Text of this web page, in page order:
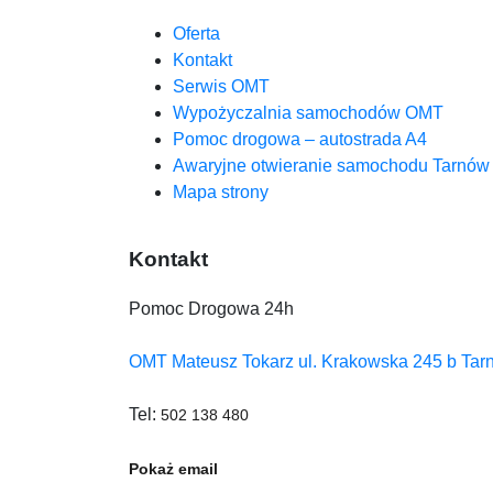
Oferta
Kontakt
Serwis OMT
Wypożyczalnia samochodów OMT
Pomoc drogowa – autostrada A4
Awaryjne otwieranie samochodu Tarnów
Mapa strony
Kontakt
Pomoc Drogowa 24h
OMT Mateusz Tokarz ul. Krakowska 245 b
Tel: 502 138 480
Pokaż email